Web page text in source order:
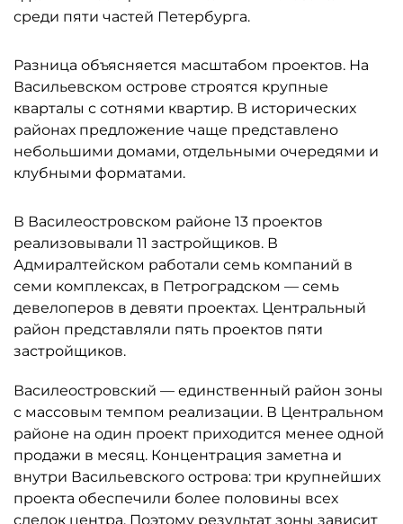
среди пяти частей Петербурга.
Разница объясняется масштабом проектов. На
Васильевском острове строятся крупные
кварталы с сотнями квартир. В исторических
районах предложение чаще представлено
небольшими домами, отдельными очередями и
клубными форматами.
В Василеостровском районе 13 проектов
реализовывали 11 застройщиков. В
Адмиралтейском работали семь компаний в
семи комплексах, в Петроградском — семь
девелоперов в девяти проектах. Центральный
район представляли пять проектов пяти
застройщиков.
Василеостровский — единственный район зоны
с массовым темпом реализации. В Центральном
районе на один проект приходится менее одной
продажи в месяц. Концентрация заметна и
внутри Васильевского острова: три крупнейших
проекта обеспечили более половины всех
сделок центра. Поэтому результат зоны зависит